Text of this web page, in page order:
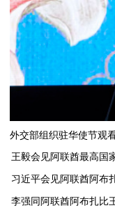
外交部组织驻华使节观
王毅会见阿联酋最高国
习近平会见阿联酋阿布
李强同阿联酋阿布扎比